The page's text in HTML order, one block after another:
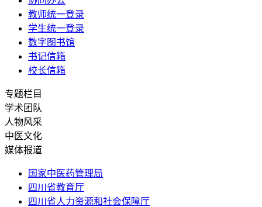
教师统一登录
学生统一登录
数字图书馆
书记信箱
校长信箱
专题栏目
学术团队
人物风采
中医文化
媒体报道
国家中医药管理局
四川省教育厅
四川省人力资源和社会保障厅